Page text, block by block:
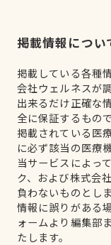
掲載情報につい
掲載している各種
会社ウェルネスが
出来るだけ正確な
全に保証するもの
掲載されている医
に必ず該当の医療
当サービスによっ
ク、および株式会
負わないものとしま
情報に誤りがある
ォームより編集部
たします。